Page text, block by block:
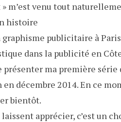
» m’est venu tout
histoire
publicitaire à
dans la publicité en
présenter ma première
en décembre 2014. En ce
bientôt.
apprécier, c’est un